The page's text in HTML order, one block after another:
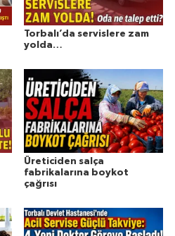
Torbalı’da servislere zam
yolda…
Üreticiden salça
fabrikalarına boykot
çağrısı